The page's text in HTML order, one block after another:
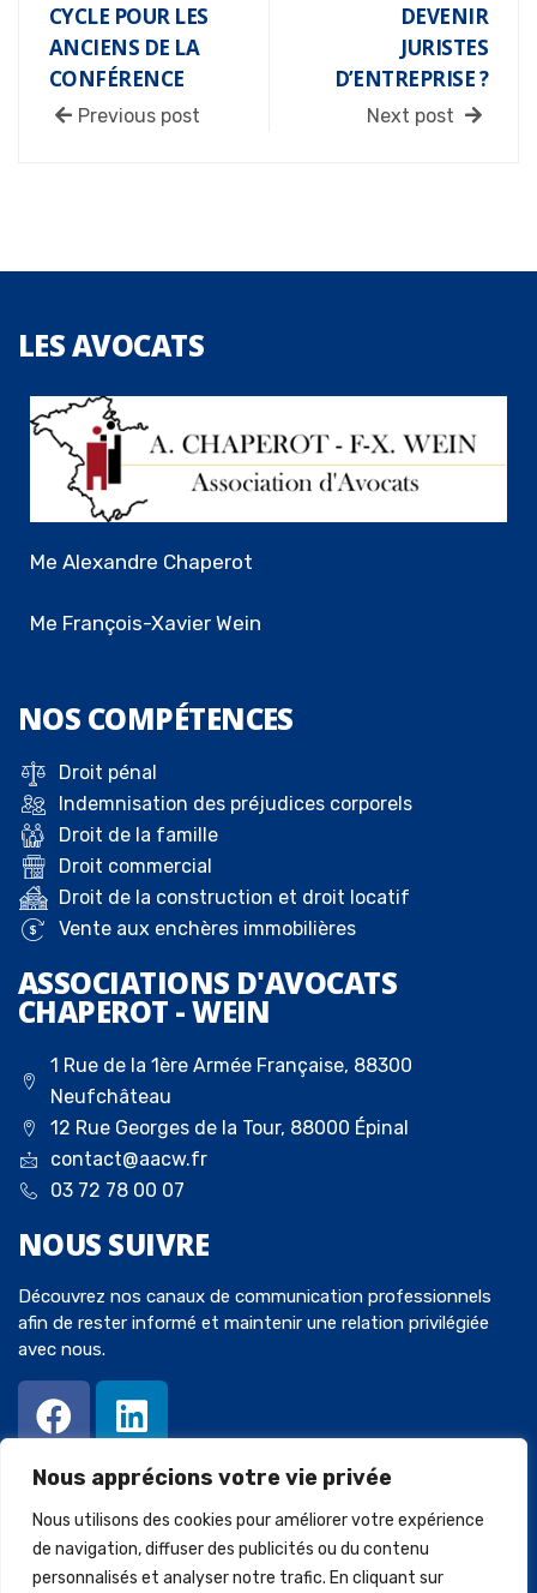
Nous apprécions votre vie privée
Nous utilisons des cookies pour améliorer votre expérience
de navigation, diffuser des publicités ou du contenu
personnalisés et analyser notre trafic. En cliquant sur
CYCLE POUR LES
ANCIENS DE LA
CONFÉRENCE
Previous post
DEVENIR
JURISTES
D’ENTREPRISE ?
Next post
LESAVOCATS
Me Alexandre Chaperot
Me François-Xavier Wein
NOS COMPÉTENCES
Droit pénal
Indemnisation des préjudices corporels
Droit de la famille
Droit commercial
Droit de la construction et droit locatif
Vente aux enchères immobilières
ASSOCIATIONS D'AVOCATS
CHAPEROT - WEIN
1 Rue de la 1ère Armée Française, 88300
Neufchâteau
12 Rue Georges de la Tour, 88000 Épinal
contact@aacw.fr
03 72 78 00 07
NOUS SUIVRE
Découvrez nos canaux de communication professionnels
afin de rester informé et maintenir une relation privilégiée
avec nous.